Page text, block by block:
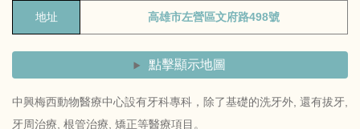
地址 高雄市左營區文府路498號
點擊顯示地圖
中興梅西動物醫療中心設有牙科專科，除了基礎的洗牙外, 還有拔牙,
牙周治療, 根管治療, 矯正等醫療項目。